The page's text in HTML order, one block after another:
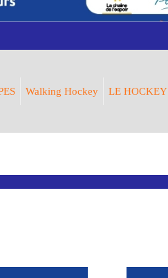
Walking Hockey LE HOCKEY